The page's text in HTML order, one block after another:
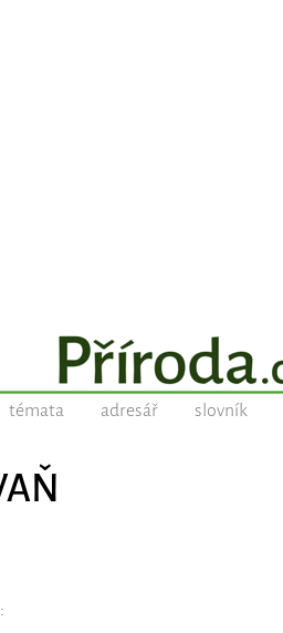
témata adresář slovník